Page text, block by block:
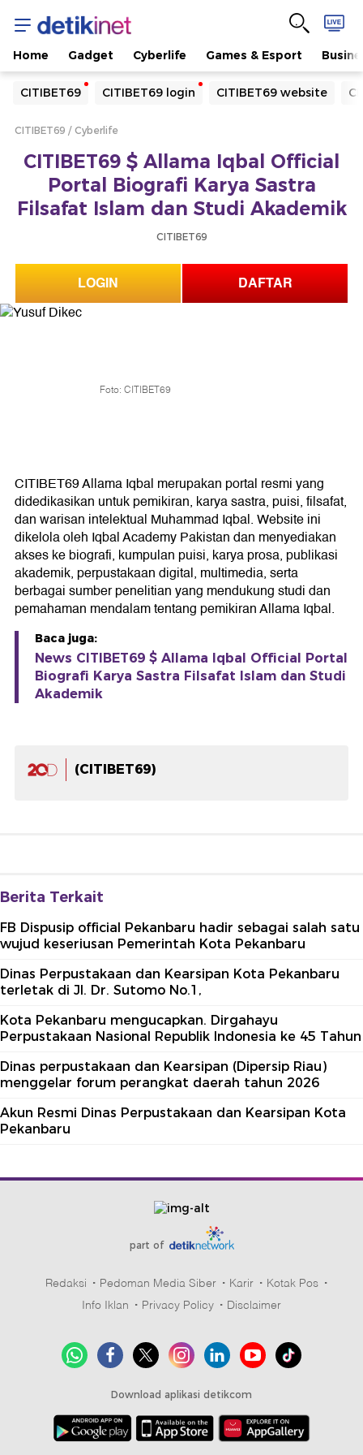
Home Gadget Cyberlife Games & Esport
CITIBET69 CITIBET69 login CITIBET69 website
Yang sedang ramai dicari
Loading...
Loading...
CITIBET69 Cyberlife
CITIBET69 $ Allama Iqbal Official
Portal Biografi Karya Sastra
Filsafat Islam dan Studi Akademik
CITIBET69
LOGIN DAFTAR
Foto: CITIBET69
CITIBET69 Allama Iqbal merupakan portal resmi yang
didedikasikan untuk pemikiran, karya sastra, puisi, filsafat,
dan warisan intelektual Muhammad Iqbal. Website ini
dikelola oleh Iqbal Academy Pakistan dan menyediakan
akses ke biografi, kumpulan puisi, karya prosa, publikasi
akademik, perpustakaan digital, multimedia, serta
berbagai sumber penelitian yang mendukung studi dan
pemahaman mendalam tentang pemikiran Allama Iqbal.
Baca juga:
News CITIBET69 $ Allama Iqbal Official Portal
Biografi Karya Sastra Filsafat Islam dan Studi
Akademik
(CITIBET69)
Berita Terkait
FB Dispusip official Pekanbaru hadir sebagai salah satu
wujud keseriusan Pemerintah Kota Pekanbaru
Dinas Perpustakaan dan Kearsipan Kota Pekanbaru
terletak di Jl. Dr. Sutomo No.1,
Kota Pekanbaru mengucapkan. Dirgahayu
Perpustakaan Nasional Republik Indonesia ke 45 Tahun
Dinas perpustakaan dan Kearsipan (Dipersip Riau)
menggelar forum perangkat daerah tahun 2026
Akun Resmi Dinas Perpustakaan dan Kearsipan Kota
Pekanbaru
part of
Redaksi Pedoman Media Siber Karir
Kotak Pos
Info Iklan
Privacy Policy Disclaimer
Download aplikasi detikcom